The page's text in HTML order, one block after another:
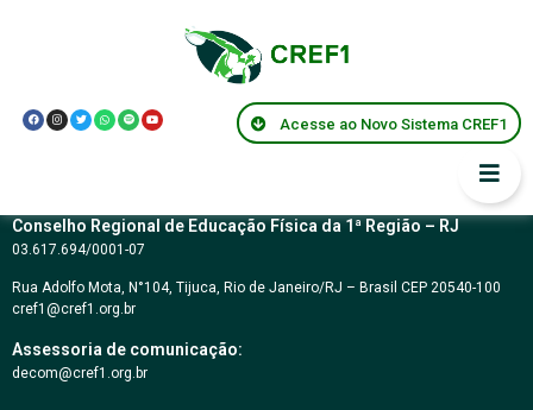
Acesse ao Novo Sistema CREF1
CARTA CONVITE Nº
06/2018
Conselho Regional de Educação Física da 1ª Região – RJ
03.617.694/0001-07
Rua Adolfo Mota, N°104, Tijuca, Rio de Janeiro/RJ – Brasil CEP 20540-100
cref1@cref1.org.br
Assessoria de comunicação:
decom@cref1.org.br